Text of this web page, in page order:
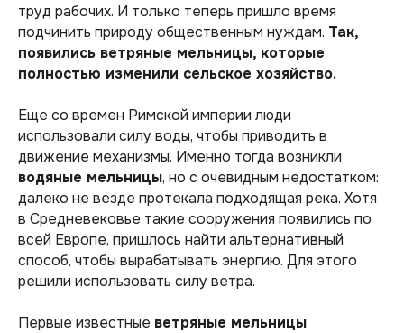
труд рабочих. И только теперь пришло время
подчинить природу общественным нуждам. Так,
появились ветряные мельницы, которые
полностью изменили сельское хозяйство.
Еще со времен Римской империи люди
использовали силу воды, чтобы приводить в
движение механизмы. Именно тогда возникли
водяные мельницы, но с очевидным недостатком:
далеко не везде протекала подходящая река. Хотя
в Средневековье такие сооружения появились по
всей Европе, пришлось найти альтернативный
способ, чтобы вырабатывать энергию. Для этого
решили использовать силу ветра.
Первые известные ветряные мельницы